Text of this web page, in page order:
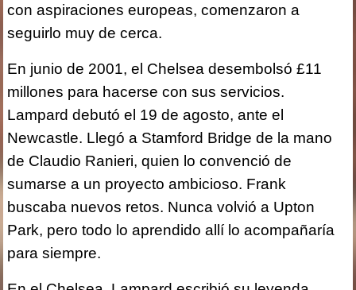
con aspiraciones europeas, comenzaron a
seguirlo muy de cerca.
En junio de 2001, el Chelsea desembolsó £11
millones para hacerse con sus servicios.
Lampard debutó el 19 de agosto, ante el
Newcastle. Llegó a Stamford Bridge de la mano
de Claudio Ranieri, quien lo convenció de
sumarse a un proyecto ambicioso. Frank
buscaba nuevos retos. Nunca volvió a Upton
Park, pero todo lo aprendido allí lo acompañaría
para siempre.